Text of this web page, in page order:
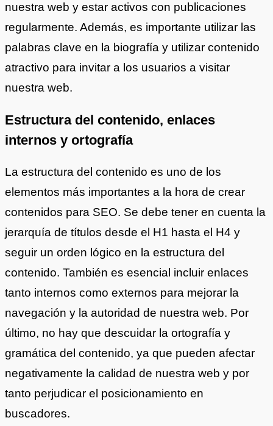
nuestra web y estar activos con publicaciones
regularmente. Además, es importante utilizar las
palabras clave en la biografía y utilizar contenido
atractivo para invitar a los usuarios a visitar
nuestra web.
Estructura del contenido, enlaces
internos y ortografía
La estructura del contenido es uno de los
elementos más importantes a la hora de crear
contenidos para SEO. Se debe tener en cuenta la
jerarquía de títulos desde el H1 hasta el H4 y
seguir un orden lógico en la estructura del
contenido. También es esencial incluir enlaces
tanto internos como externos para mejorar la
navegación y la autoridad de nuestra web. Por
último, no hay que descuidar la ortografía y
gramática del contenido, ya que pueden afectar
negativamente la calidad de nuestra web y por
tanto perjudicar el posicionamiento en
buscadores.